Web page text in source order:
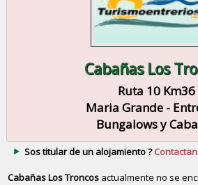
Cabañas Los
Ruta 10 Km36
Maria Grande -
Bungalows y
Sos titular de un alojamiento ?
Cabañas Los Troncos actualmente no se